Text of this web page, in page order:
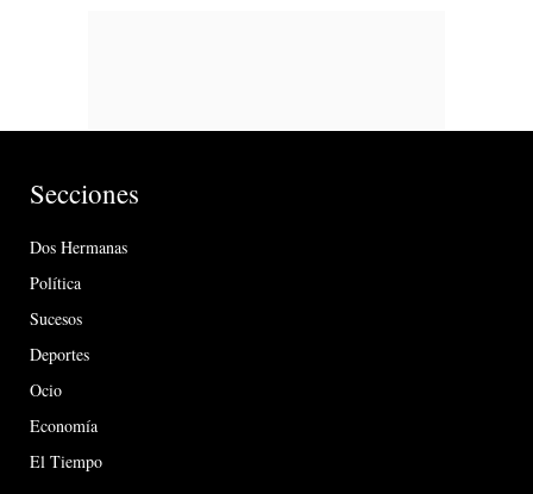
Secciones
Dos Hermanas
Política
Sucesos
Deportes
Ocio
Economía
El Tiempo